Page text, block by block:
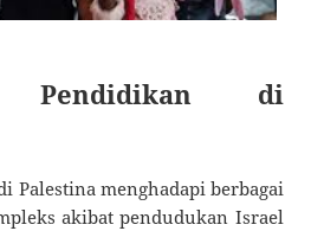
Pendidikan di
Palestina menghadapi berbagai
akibat pendudukan Israel